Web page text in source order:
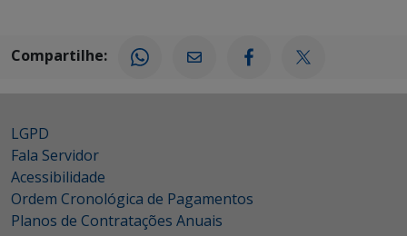
Compartilhe:
LGPD
Fala Servidor
Acessibilidade
Ordem Cronológica de Pagamentos
Planos de Contratações Anuais